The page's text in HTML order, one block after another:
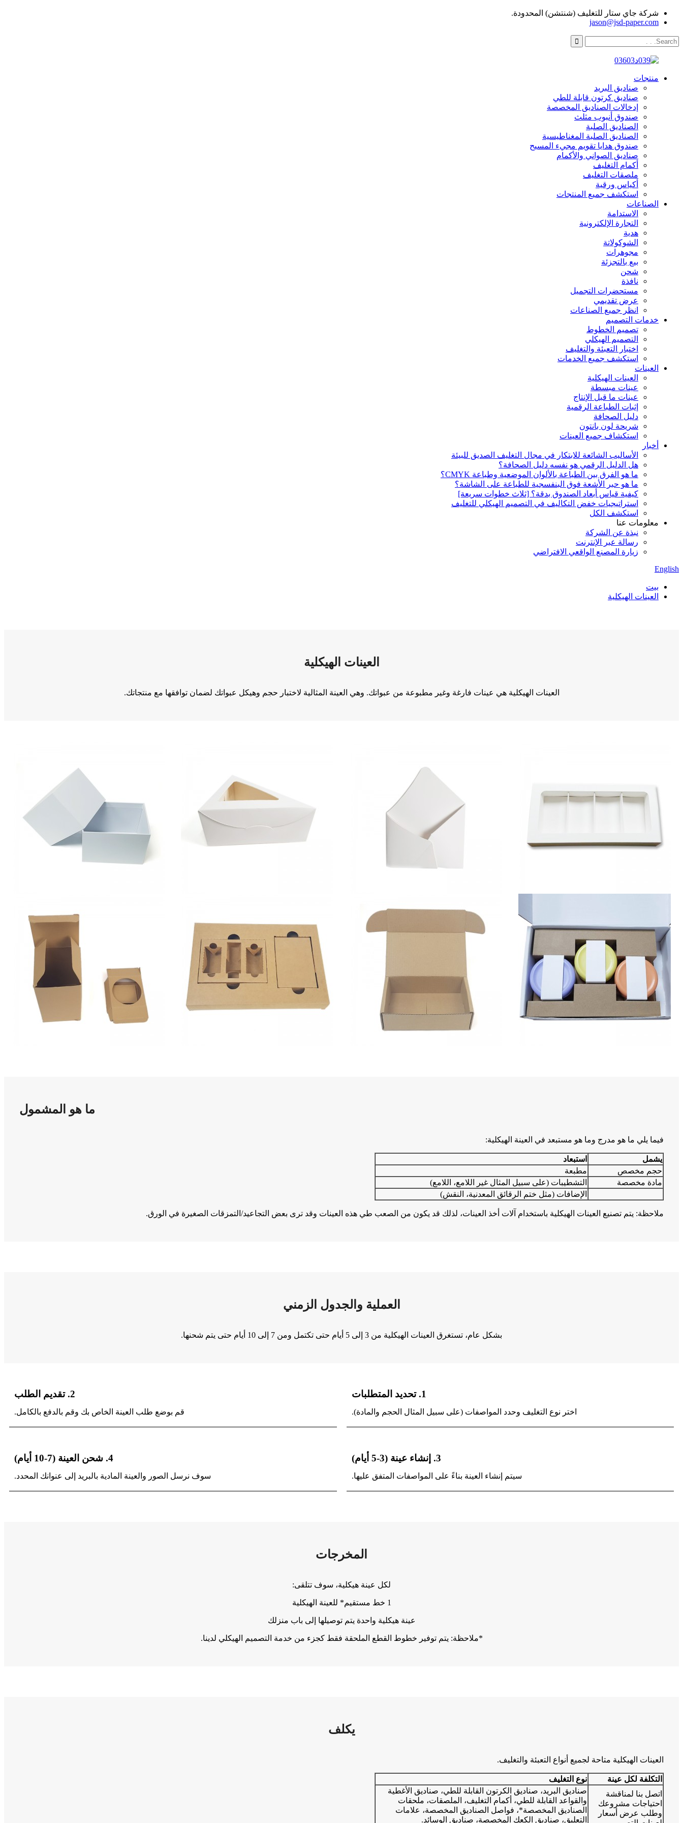
شركة جاي ستار للتغليف (شنتشن) المحدودة.
jason@jsd-paper.com
منتجات
صناديق البريد
صناديق كرتون قابلة للطي
إدخالات الصناديق المخصصة
صندوق أنبوب مثلث
الصناديق الصلبة
الصناديق الصلبة المغناطيسية
صندوق هدايا تقويم مجيء المسيح
صناديق الصواني والأكمام
أكمام التغليف
ملصقات التغليف
أكياس ورقية
استكشف جميع المنتجات
الصناعات
الاستدامة
التجارة الإلكترونية
هدية
الشوكولاتة
مجوهرات
بيع بالتجزئة
شحن
نافذة
مستحضرات التجميل
عرض تقديمي
انظر جميع الصناعات
خدمات التصميم
تصميم الخطوط
التصميم الهيكلي
اختبار التعبئة والتغليف
استكشف جميع الخدمات
العينات
العينات الهيكلية
عينات مبسطة
عينات ما قبل الإنتاج
إثبات الطباعة الرقمية
دليل الصحافة
شريحة لون بانتون
استكشاف جميع العينات
أخبار
الأساليب الشائعة للابتكار في مجال التغليف الصديق للبيئة
هل الدليل الرقمي هو نفسه دليل الصحافة؟
ما هو الفرق بين الطباعة بالألوان الموضعية وطباعة CMYK؟
ما هو حبر الأشعة فوق البنفسجية للطباعة على الشاشة؟
كيفية قياس أبعاد الصندوق بدقة؟ [ثلاث خطوات سريعة]
استراتيجيات خفض التكاليف في التصميم الهيكلي للتغليف
استكشف الكل
معلومات عنا
نبذة عن الشركة
رسالة عبر الإنترنت
زيارة المصنع الواقعي الافتراضي
English
بيت
العينات الهيكلية
العينات الهيكلية
العينات الهيكلية هي عينات فارغة وغير مطبوعة من عبواتك. وهي العينة المثالية لاختبار حجم وهيكل عبواتك لضمان توافقها مع منتجاتك.
ما هو المشمول
فيما يلي ما هو مدرج وما هو مستبعد في العينة الهيكلية:
يشمل
استبعاد
حجم مخصص
مطبعة
مادة مخصصة
التشطيبات (على سبيل المثال غير اللامع، اللامع)
الإضافات (مثل ختم الرقائق المعدنية، النقش)
ملاحظة: يتم تصنيع العينات الهيكلية باستخدام آلات أخذ العينات، لذلك قد يكون من الصعب طي هذه العينات وقد ترى بعض التجاعيد/التمزقات الصغيرة في الورق.
العملية والجدول الزمني
بشكل عام، تستغرق العينات الهيكلية من 3 إلى 5 أيام حتى تكتمل ومن 7 إلى 10 أيام حتى يتم شحنها.
1. تحديد المتطلبات
اختر نوع التغليف وحدد المواصفات (على سبيل المثال الحجم والمادة).
2. تقديم الطلب
قم بوضع طلب العينة الخاص بك وقم بالدفع بالكامل.
3. إنشاء عينة (3-5 أيام)
سيتم إنشاء العينة بناءً على المواصفات المتفق عليها.
4. شحن العينة (7-10 أيام)
سوف نرسل الصور والعينة المادية بالبريد إلى عنوانك المحدد.
المخرجات
لكل عينة هيكلية، سوف تتلقى:
1 خط مستقيم* للعينة الهيكلية
عينة هيكلية واحدة يتم توصيلها إلى باب منزلك
*ملاحظة: يتم توفير خطوط القطع الملحقة فقط كجزء من خدمة التصميم الهيكلي لدينا.
يكلف
العينات الهيكلية متاحة لجميع أنواع التعبئة والتغليف.
التكلفة لكل عينة
نوع التغليف
اتصل بنا لمناقشة
احتياجات مشروعك
وطلب عرض أسعار
صناديق البريد، صناديق الكرتون القابلة للطي، صناديق الأغطية
والقواعد القابلة للطي، أكمام التغليف، الملصقات، ملحقات
الصناديق المخصصة*، فواصل الصناديق المخصصة، علامات
التعليق، صناديق الكعك المخصصة، صناديق الوسائد.